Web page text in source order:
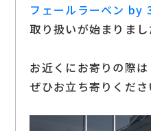
フェールラーベン by
取り扱いが始まりまし
お近くにお寄りの際は
ぜひお立ち寄りくだ